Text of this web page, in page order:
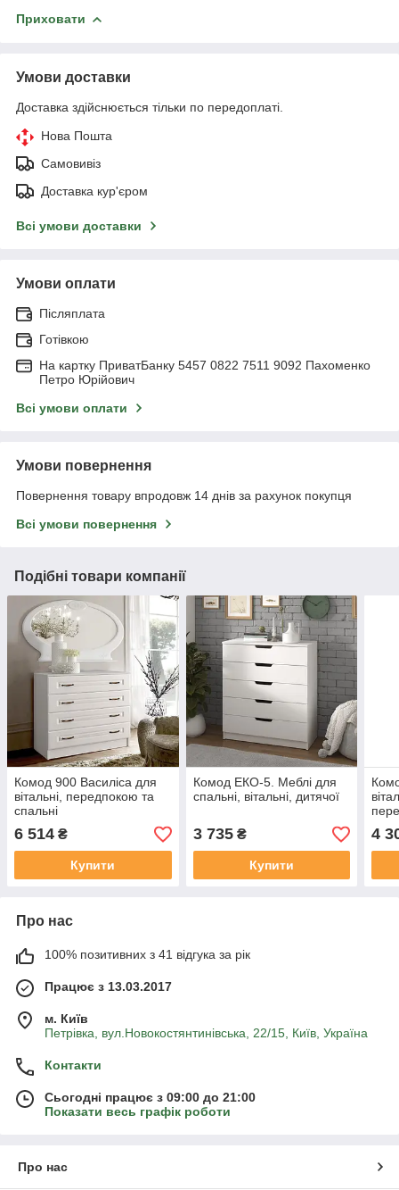
Приховати
Умови доставки
Доставка здійснюється тільки по передоплаті.
Нова Пошта
Самовивіз
Доставка кур'єром
Всі умови доставки
Умови оплати
Післяплата
Готівкою
На картку ПриватБанку 5457 0822 7511 9092 Пахоменко
Петро Юрійович
Всі умови оплати
Умови повернення
Повернення товару впродовж 14 днів за рахунок покупця
Всі умови повернення
Подібні товари компанії
Комод 900 Василіса для
вітальні, передпокою та
спальні
6 514 ₴
Купити
Комод ЕКО-5. Меблі для
спальні, вітальні, дитячої
3 735₴
Купити
4
Про нас
100% позитивних з 41 відгука за рік
Працює з 13.03.2017
м. Київ
Петрівка, вул.Новокостянтинівська, 22/15, Київ, Україна
Контакти
Сьогодні працює з 09:00 до 21:00
Показати весь графік роботи
Про нас